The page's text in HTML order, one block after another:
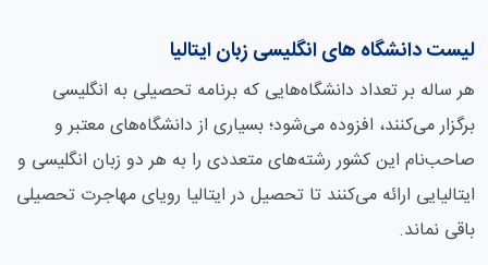
لیست دانشگاه های انگلیسی زبان ایتالیا
هر ساله بر تعداد دانشگاه‌هایی که برنامه تحصیلی به انگلیسی
برگزار می‌کنند، افزوده می‌شود؛ بسیاری از دانشگاه‌های معتبر و
صاحب‌نام این کشور رشته‌های متعددی را به هر دو زبان انگلیسی و
ایتالیایی ارائه می‌کنند تا تحصیل در ایتالیا رویای مهاجرت تحصیلی
باقی نماند.